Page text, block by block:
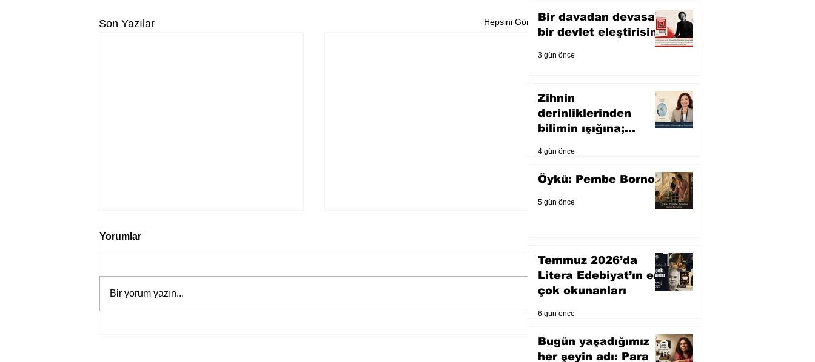
Son Yazılar Hepsini Gör
Yorumlar
Bir yorum yazın...
Bir davadan devasa
bir devlet eleştirisine
3 gün önce
Zihnin
derinliklerinden
bilimin ışığına;
4 gün önce
Öykü: Pembe Bornoz
5 gün önce
Temmuz 2026’da
Litera Edebiyat’ın en
çok okunanları
6 gün önce
Bugün yaşadığımız
her şeyin adı: Para